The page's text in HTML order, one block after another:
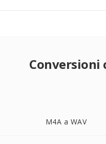
Conversioni
M4A a WAV